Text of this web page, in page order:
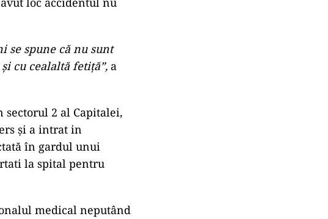
se spune că nu sunt
cu cealaltă fetiță”, a
sectorul 2 al Capitalei,
şi a intrat in
în gardul unui
la spital pentru
medical neputând